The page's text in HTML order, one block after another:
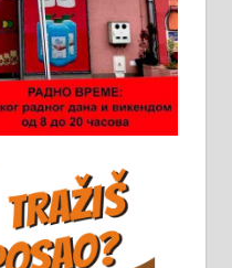
возач са Б
511
за рад на
промет” у
лично на
Максима
дана од
045